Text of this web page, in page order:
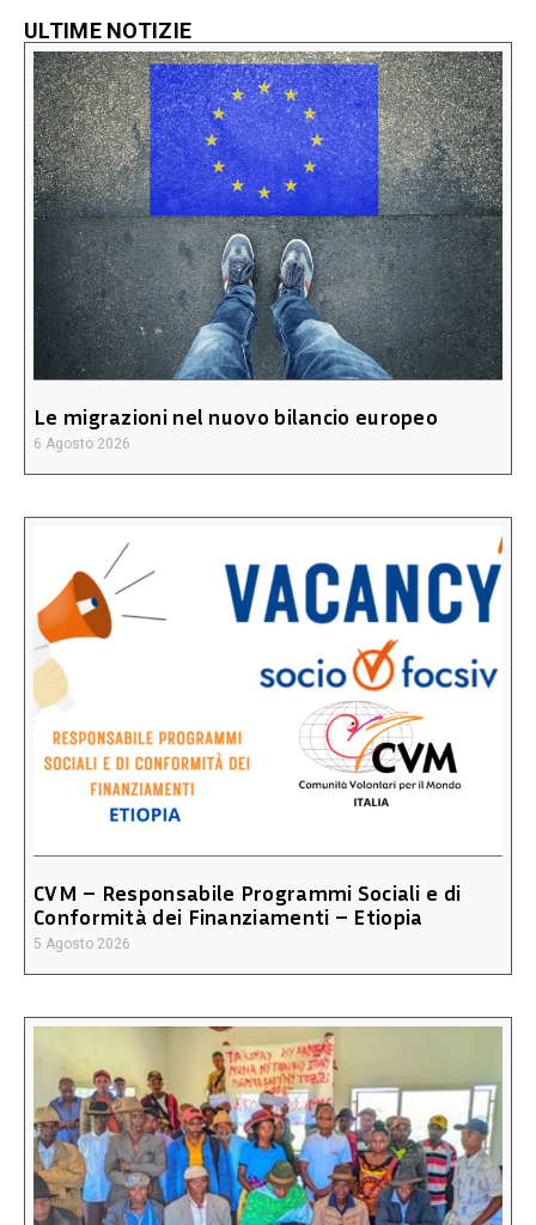
ULTIME NOTIZIE
Le migrazioni nel nuovo bilancio europeo
6 Agosto 2026
CVM – Responsabile Programmi Sociali e di
Conformità dei Finanziamenti – Etiopia
5 Agosto 2026